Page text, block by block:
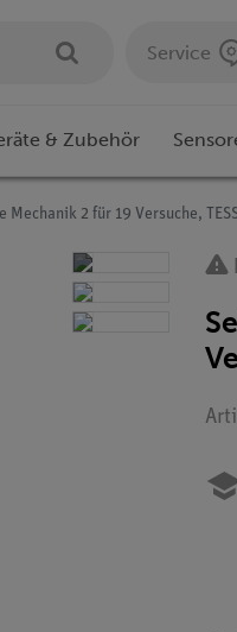
Service
& Zubehör
Mechanik 2 für 19 Versuche,